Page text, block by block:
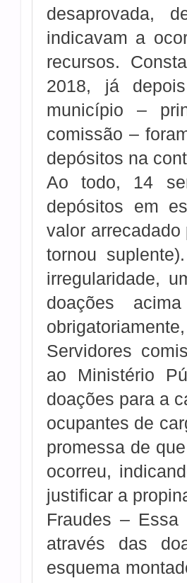
desaprovada,
indicavam a
recursos.
2018, já
município –
comissão –
depósitos na
Ao todo, 14
depósitos em
valor
tornou
irregularidade,
doações
Servidores
ao Ministério
doações para a
ocupantes de
promessa de
ocorreu,
justificar a
Fraudes – Essa
através das
esquema